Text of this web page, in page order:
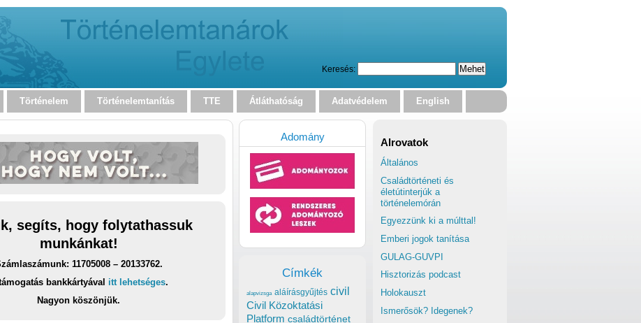
Keresés:
Történelem Történelemtanítás TTE Átláthatóság Adatvédelem English
segíts, hogy folytathassuk
munkánkat!
11705008 – 20133762.
bankkártyával itt lehetséges.
Nagyon köszönjük.
Alrovatok
Általános
Családtörténeti és
életútinterjúk a
történelemórán
Egyezzünk ki a múlttal!
Emberi jogok tanítása
GULAG-GUVPI
Hisztorizás podcast
Holokauszt
Ismerősök? Idegenek?
Adomány
Címkék
alapvizsga aláírásgyűjtés civil
Civil Közoktatási
Platform családtörténet